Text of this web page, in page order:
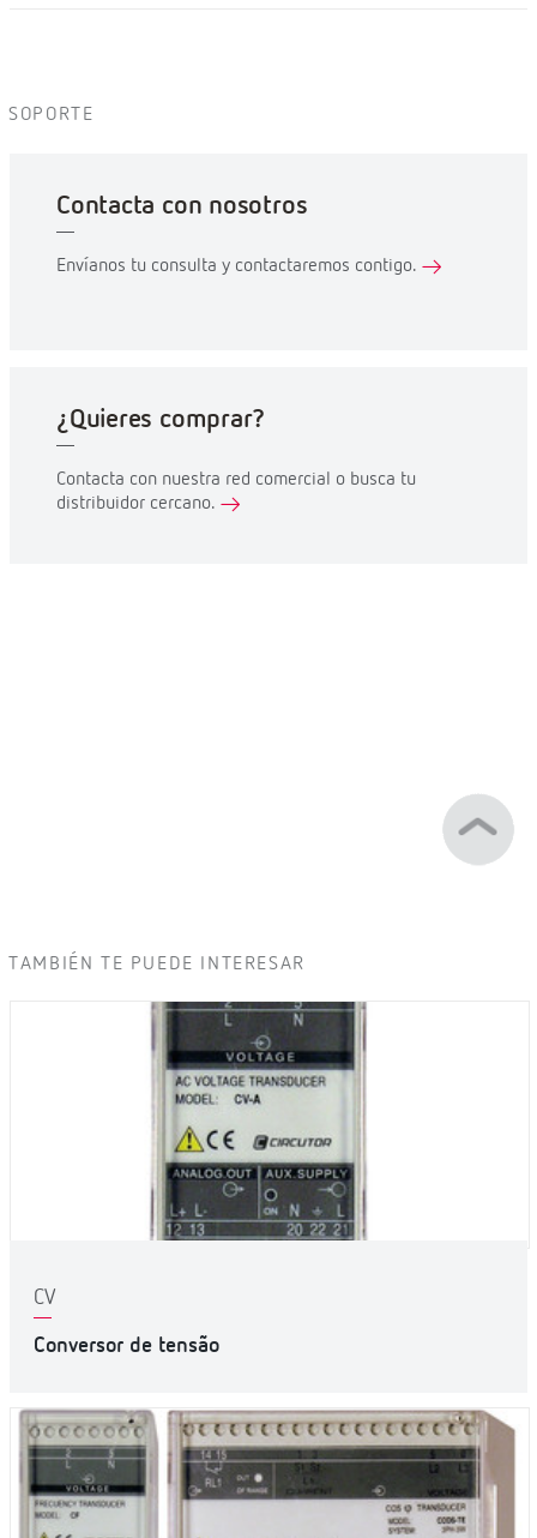
SOPORTE
Contacta con nosotros
Envíanos tu consulta y contactaremos contigo.
¿Quieres comprar?
Contacta con nuestra red comercial o busca tu
distribuidor cercano.
TAMBIÉN TE PUEDE INTERESAR
CV
Conversor de tensão